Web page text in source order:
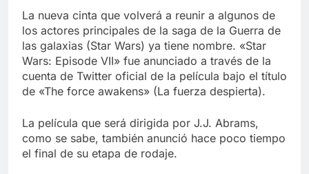
Crucero en México te
lleva a lugares
paranormales con
binoculares de visión
nocturna y reuniones de
secuestrados
7 Años Atrás
La Inteligencia Artificial
deepfake de Samsung
fabrica un clip de
movimiento desde una
7 Años Atrás
La nueva cinta que volverá a reunir a algunos de
los actores principales de la saga de la Guerra de
las galaxias (Star Wars) ya tiene nombre. «Star
Wars: Episode VII» fue anunciado a través de la
cuenta de Twitter oficial de la película bajo el título
de «The force awakens» (La fuerza despierta).
La película que será dirigida por J.J. Abrams,
como se sabe, también anunció hace poco tiempo
el final de su etapa de rodaje.